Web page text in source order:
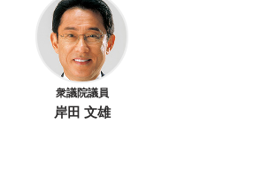
衆議院議員
岸田 文雄